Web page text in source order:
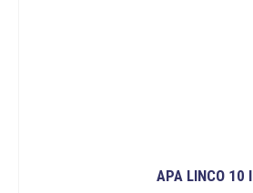
APA LINCO 10 I